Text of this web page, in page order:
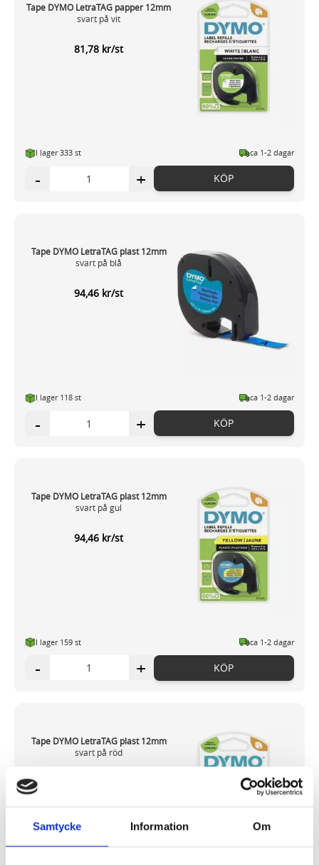
Samtycke Information Om
Tape DYMO LetraTAG papper 12mm
svart på vit
81,78 kr/st
I lager 333 st ca 1-2 dagar
- + KÖP
Tape DYMO LetraTAG plast 12mm
svart på blå
94,46 kr/st
I lager 118 st ca 1-2 dagar
- + KÖP
Tape DYMO LetraTAG plast 12mm
svart på gul
94,46 kr/st
I lager 159 st ca 1-2 dagar
- + KÖP
Tape DYMO LetraTAG plast 12mm
svart på röd